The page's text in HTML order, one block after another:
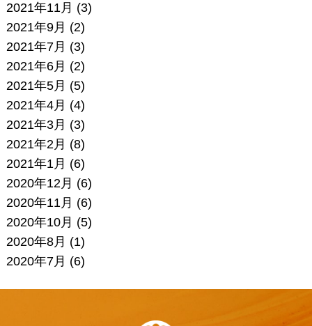
2021年11月 (3)
2021年9月 (2)
2021年7月 (3)
2021年6月 (2)
2021年5月 (5)
2021年4月 (4)
2021年3月 (3)
2021年2月 (8)
2021年1月 (6)
2020年12月 (6)
2020年11月 (6)
2020年10月 (5)
2020年8月 (1)
2020年7月 (6)